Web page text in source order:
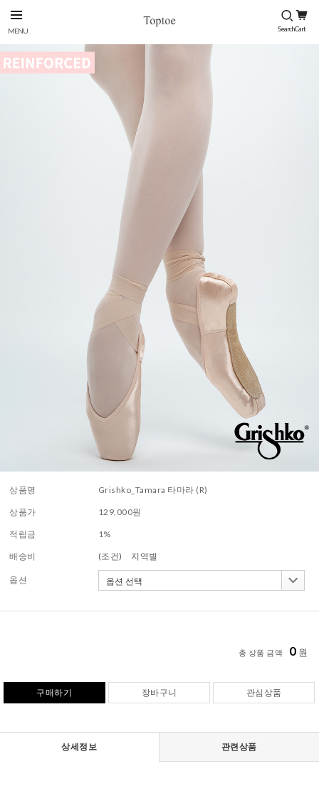
상품명 Grishko_Tamara 타마라 (R)
상품가 129,000원
적립금 1%
배송비 (조건) 지역별
옵션
총 상품 금액 0 원
구매하기 장바구니 관심상품
상세정보 관련상품